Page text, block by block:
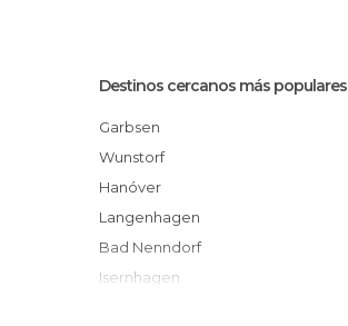
Destinos cercanos más populares
Garbsen
Wunstorf
Hanóver
Langenhagen
Bad Nenndorf
Isernhagen